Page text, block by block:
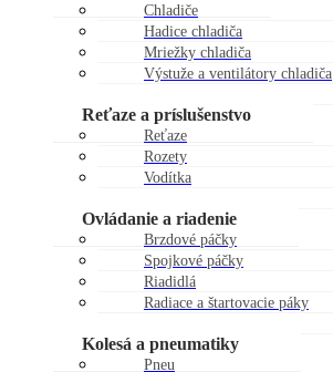
Chladiče
Hadice chladiča
Mriežky chladiča
Výstuže a ventilátory chladiča
Reťaze a príslušenstvo
Reťaze
Rozety
Vodítka
Ovládanie a riadenie
Brzdové páčky
Spojkové páčky
Riadidlá
Radiace a štartovacie páky
Kolesá a pneumatiky
Pneu